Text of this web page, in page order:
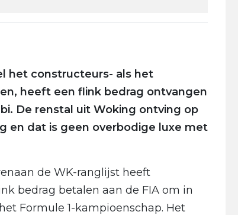
het constructeurs- als het
heeft een flink bedrag ontvangen
De renstal uit Woking ontving op
en dat is geen overbodige luxe met
de WK-ranglijst heeft
bedrag betalen aan de FIA om in
Formule 1-kampioenschap. Het